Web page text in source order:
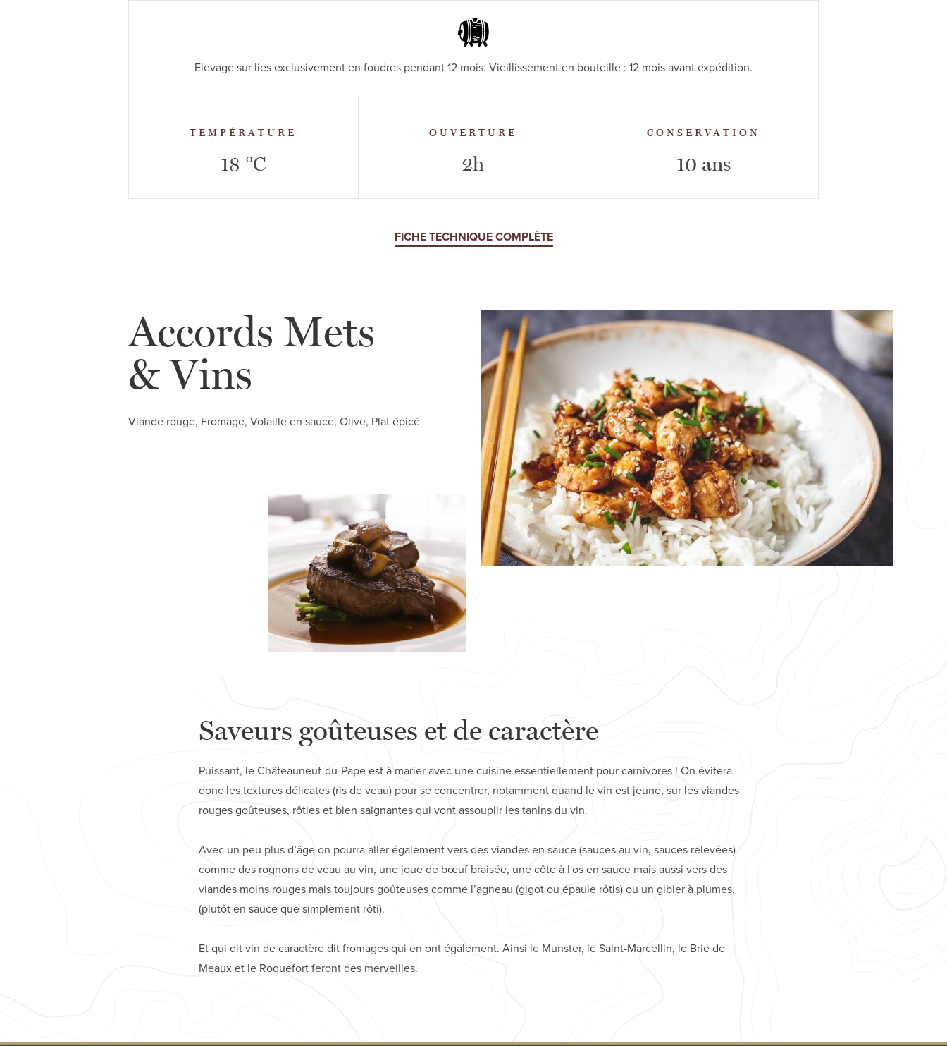
Elevage sur lies exclusivement en foudres pendant 12 mois. Vieillissement en bouteille : 12 mois avant expédition.
TEMPÉRATURE
18 °C
OUVERTURE
2h
CONSERVATION
10 ans
FICHE TECHNIQUE COMPLÈTE
Accords Mets
& Vins
Viande rouge, Fromage, Volaille en sauce, Olive, Plat épicé
Saveurs goûteuses et de caractère
Puissant, le Châteauneuf-du-Pape est à marier avec une cuisine essentiellement pour carnivores ! On évitera
donc les textures délicates (ris de veau) pour se concentrer, notamment quand le vin est jeune, sur les viandes
rouges goûteuses, rôties et bien saignantes qui vont assouplir les tanins du vin.
Avec un peu plus d’âge on pourra aller également vers des viandes en sauce (sauces au vin, sauces relevées)
comme des rognons de veau au vin, une joue de bœuf braisée, une côte à l'os en sauce mais aussi vers des
viandes moins rouges mais toujours goûteuses comme l’agneau (gigot ou épaule rôtis) ou un gibier à plumes,
(plutôt en sauce que simplement rôti).
Et qui dit vin de caractère dit fromages qui en ont également. Ainsi le Munster, le Saint-Marcellin, le Brie de
Meaux et le Roquefort feront des merveilles.